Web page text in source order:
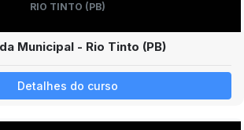
RIO TINTO (PB)
Municipal - Rio Tinto (PB)
Detalhes do curso